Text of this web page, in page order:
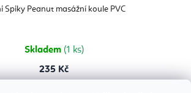
Spiky Peanut masážní koule PVC
Skladem (1 ks)
235 Kč